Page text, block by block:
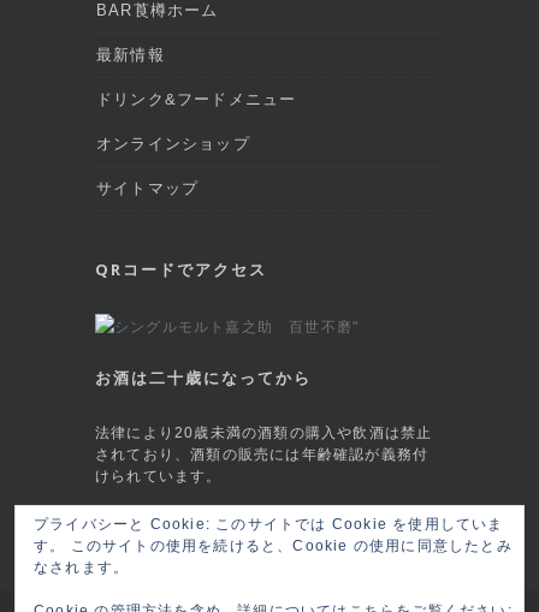
BAR莨樽ホーム
最新情報
ドリンク&フードメニュー
オンラインショップ
サイトマップ
QRコードでアクセス
お酒は二十歳になってから
法律により20歳未満の酒類の購入や飲酒は禁止
されており、酒類の販売には年齢確認が義務付
けられています。
This site is protected by reCAPTCHA and
the GooglePrivacy PolicyandTerms of
Service
プライバシーと Cookie: このサイトでは Cookie を使用していま
す。 このサイトの使用を続けると、Cookie の使用に同意したとみ
なされます。